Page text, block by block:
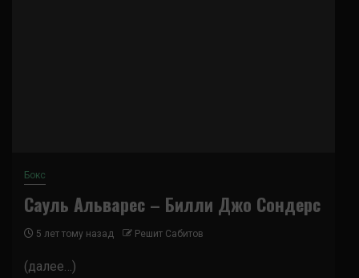
Бокс
Сауль Альварес – Билли Джо Сондерс
5 лет тому назад Решит Сабитов
(далее…)